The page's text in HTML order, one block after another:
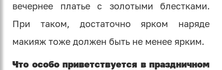
вечернее платье с золотыми блестками.
При таком, достаточно ярком наряде
макияж тоже должен быть не менее ярким.
Что особо приветствуется в праздничном